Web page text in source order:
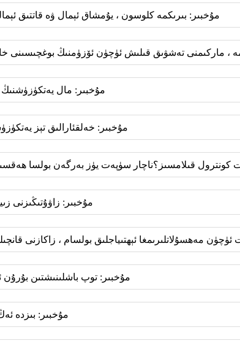
مۇخبىر: بىرىكمە كلوسون ، يۇمشاق ئېمال ۋە قاتتىق
، ماركىمنى تەشۋىق قىلىش ئۈچۈن ئۆزۈمنىڭ بوغچىسىنى
مۇخبىر: مال يەتكۈزۈشنىڭ
مۇخبىر: خەلقئارالىق تېز
قىلامسىز؟ناچار سۈپەت يۈز بەرگەن بولسا ھەقسىز
مۇخبىر: زاۋۇتىڭىزنى
مەھسۇلاتلىرىمغا ئېھتىياجلىق بولسام ، زاكازنى
مۇخبىر: توپ باشلىنىشتىن بۇرۇن
مۇخبىر: بىزدە